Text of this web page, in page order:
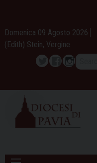
content
Domenica 09 Agosto 2026
(Edith) Stein, Vergine
TwitterFacebook
Instagram